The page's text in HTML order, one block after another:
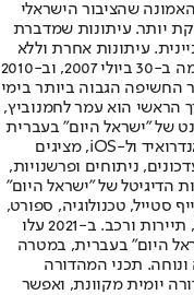
שהציבור הישראלי
יותר. עיתונות שמדברת
עיתונות אחרת וללא
תשלום. המהדורה המודפסת הראשונה פורסמה ב-30 ביולי 2007, וב-2010
החשיפה הגבוה ביותר בימי
הראשי הוא עמר לחמנוביץ,
של "ישראל היום" בעברית
ובאנגלית, כמו כן היישומונים (אפליקציות) לאנדרואיד ול-iOS, מציגים
ניתוחים ופרשנויות,
הדיגיטל של "ישראל היום"
סטייל, טכנולוגיה, ספורט,
כלכלה וצרכנות, בריאות, חיילים, אוכל, יהדות, תיירות ורכב. ב-2021 עלו
היום" בעברית, במטרה
תכני המהדורה
יומית מקוונת, ואפשר